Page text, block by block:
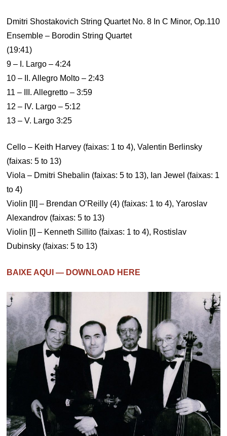
Dmitri Shostakovich String Quartet No. 8 In C Minor, Op.110
Ensemble – Borodin String Quartet
(19:41)
9 – I. Largo – 4:24
10 – II. Allegro Molto – 2:43
11 – III. Allegretto – 3:59
12 – IV. Largo – 5:12
13 – V. Largo 3:25
Cello – Keith Harvey (faixas: 1 to 4), Valentin Berlinsky
(faixas: 5 to 13)
Viola – Dmitri Shebalin (faixas: 5 to 13), Ian Jewel (faixas: 1
to 4)
Violin [II] – Brendan O’Reilly (4) (faixas: 1 to 4), Yaroslav
Alexandrov (faixas: 5 to 13)
Violin [I] – Kenneth Sillito (faixas: 1 to 4), Rostislav
Dubinsky (faixas: 5 to 13)
BAIXE AQUI — DOWNLOAD HERE